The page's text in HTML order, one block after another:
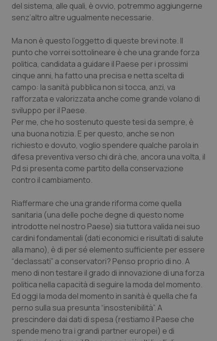
Piemonte
Provincia Autonoma di Trento
Puglia
Sardegna
Sicilia
Toscana
Umbria
Valle D’Aosta
Veneto
HIV
Ipertensione & Scompenso
Malattie rare
Malattia di Crohn & Rettocolite Ulcerosa
Neuroscienze & patologie neurodegenerative
Obesità
Oftalmologia
Oncodermatologia
Oncoematologia
Oncologia & Nutrizione
Psoriasi & pelle
Quotidiano Cardiologia
Quotidiano Chirurgia
del sistema, alle quali, è ovvio, potremmo aggiungerne
senz’altro altre ugualmente necessarie.
Ma non è questo l’oggetto di queste brevi note. Il
punto che vorrei sottolineare è che una grande forza
politica, candidata a guidare il Paese per i prossimi
cinque anni, ha fatto una precisa e netta scelta di
campo: la sanità pubblica non si tocca, anzi, va
rafforzata e valorizzata anche come grande volano di
sviluppo per il Paese.
Per me, che ho sostenuto queste tesi da sempre, è
una buona notizia. E per questo, anche se non
richiesto e dovuto, voglio spendere qualche parola in
difesa preventiva verso chi dirà che, ancora una volta, il
Pd si presenta come partito della conservazione
contro il cambiamento.
Riaffermare che una grande riforma come quella
sanitaria (una delle poche degne di questo nome
introdotte nel nostro Paese) sia tuttora valida nei suo
cardini fondamentali (dati economici e risultati di salute
alla mano), è di per sé elemento sufficiente per essere
“declassati” a conservatori? Penso proprio di no. A
meno di non testare il grado di innovazione di una forza
politica nella capacità di seguire la moda del momento.
Ed oggi la moda del momento in sanità è quella che fa
perno sulla sua presunta “insostenibilità”. A
prescindere dai dati di spesa (restiamo il Paese che
spende meno tra i grandi partner europei) e di